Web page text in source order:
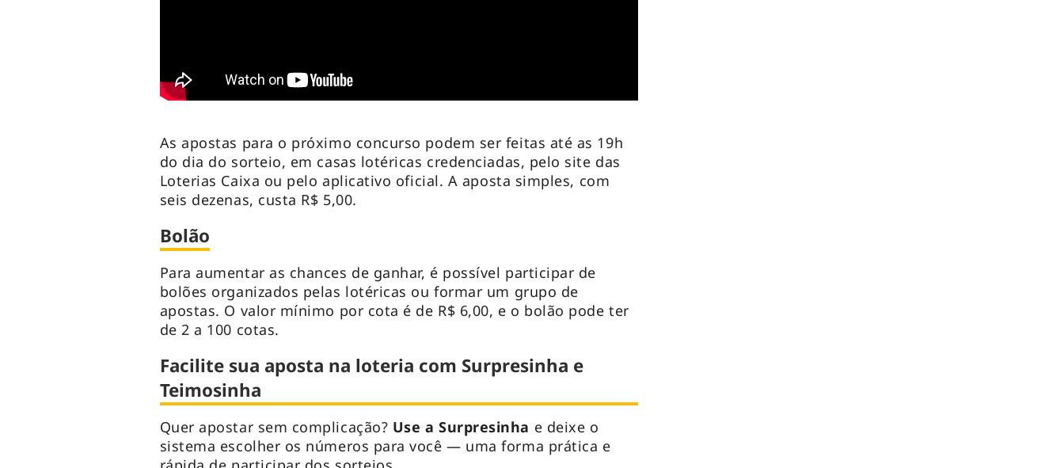
As apostas para o próximo concurso podem ser feitas até as 19h
do dia do sorteio, em casas lotéricas credenciadas, pelo site das
Loterias Caixa ou pelo aplicativo oficial. A aposta simples, com
seis dezenas, custa R$ 5,00.
Bolão
Para aumentar as chances de ganhar, é possível participar de
bolões organizados pelas lotéricas ou formar um grupo de
apostas. O valor mínimo por cota é de R$ 6,00, e o bolão pode ter
de 2 a 100 cotas.
Facilite sua aposta na loteria com Surpresinha e
Teimosinha
Quer apostar sem complicação? Use a Surpresinha e deixe o
sistema escolher os números para você — uma forma prática e